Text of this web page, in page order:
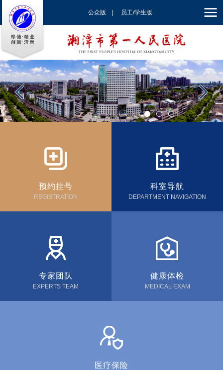
公众版 员工/学生版
| EN
预约挂号
REGISTRATION
科室导航
DEPARTMENT NAVIGATION
专家团队
EXPERTS TEAM
健康体检
MEDICAL EXAM
医疗保险